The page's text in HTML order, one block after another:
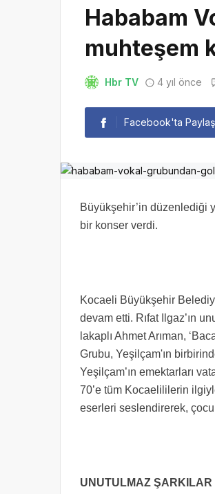
Hababam
muhteşem
Hbr TV 4 yıl önce
Facebook'ta Paylaş
Büyükşehir’in düzenlediği
bir konser verdi.
Kocaeli Büyükşehir
devam etti. Rıfat Ilgaz’ın
lakaplı Ahmet Arıman,
Grubu, Yeşilçam'ın
Yeşilçam’ın emektarları
70’e tüm Kocaelililerin
eserleri seslendirerek,
UNUTULMAZ ŞARKILAR